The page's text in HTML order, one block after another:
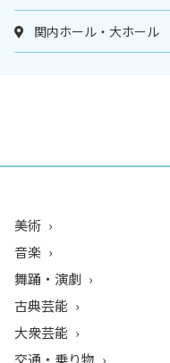
関内ホール・大ホール
美術
音楽
舞踊・演劇
古典芸能
大衆芸能
交通・乗り物